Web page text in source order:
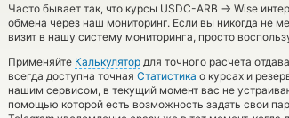
Часто бывает так, что курсы USDC-ARB → Wise
обмена через наш мониторинг. Если вы никогда не
визит в нашу систему мониторинга, просто
Применяйте Калькулятор для точного расчета
всегда доступна точная Статистика о курсах и
нашим сервисом, в текущий момент вас не
помощью которой есть возможность задать свои